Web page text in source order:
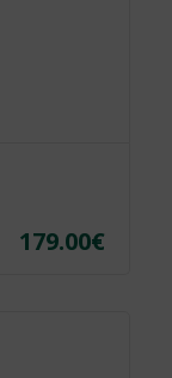
179.00€